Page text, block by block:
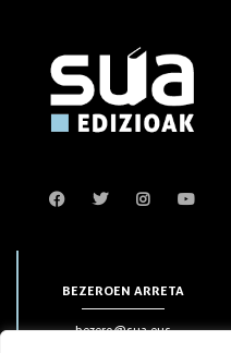
BEZEROEN ARRETA
bezero@sua.eus